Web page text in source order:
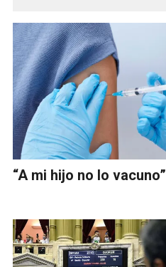
“A mi hijo no lo vacuno”